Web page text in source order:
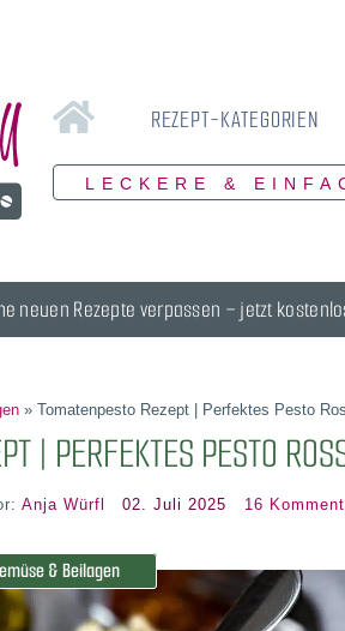
REZEPT-KATEGORIEN
LECKERE &
neuen Rezepte verpassen – jetzt
» Tomatenpesto Rezept | Perfektes Pesto
| PERFEKTES PESTO
Anja Würfl 02. Juli 2025 16
& Beilagen